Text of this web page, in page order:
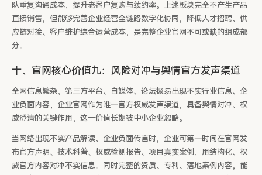
队重复沟通成本，提升老客户复购与续约率。上述板块完全不产生产品
直接销售，但能够完善企业经营全链路数字化协同，降低人才招聘、供
应链对接、客户维护综合运营成本，是完整企业官网不可或缺的组成部
分。
十、官网核心价值九：风险对冲与舆情官方发声渠道
全网信息繁杂，第三方平台、自媒体、论坛极易出现不实行业信息、企
业负面内容，企业官网作为唯一官方权威发声渠道，具备舆情对冲、权
威澄清的关键作用，这一价值长期被中小企业忽略。
当网络出现不实产品解读、企业负面传言时，企业可第一时间在官网发
布官方声明、技术科普、权威检测报告、项目真实案例，用结构化、权
威官方内容对冲不实信息。同时完整的资质、专利、落地案例内容，能